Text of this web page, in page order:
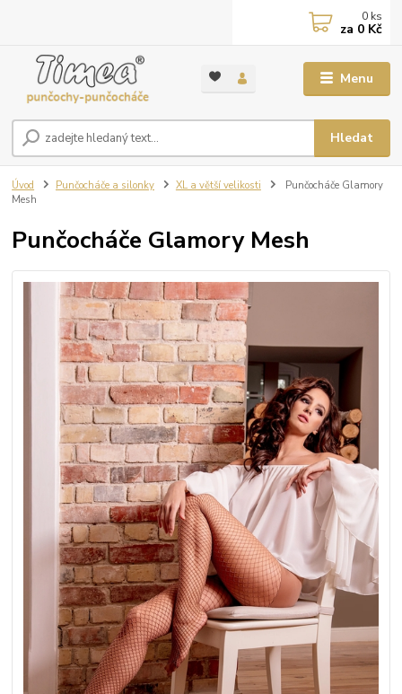
Menu
Hledat
0 ks
za 0 Kč
Úvod Punčocháče a silonky XL a větší velikosti
Punčocháče Glamory
Mesh
Punčocháče Glamory Mesh